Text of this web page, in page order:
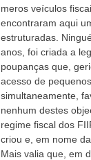
meros veículos
encontraram aqui
estruturadas.
anos, foi criada a
poupanças que,
acesso de
simultaneamente,
nenhum destes
regime fiscal dos
criou e, em nome
Mais valia que, em